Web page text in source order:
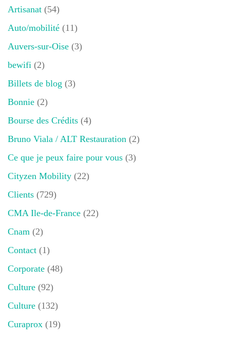
Artisanat (54)
Auto/mobilité (11)
Auvers-sur-Oise (3)
bewifi (2)
Billets de blog (3)
Bonnie (2)
Bourse des Crédits (4)
Bruno Viala / ALT Restauration (2)
Ce que je peux faire pour vous (3)
Cityzen Mobility (22)
Clients (729)
CMA Ile-de-France (22)
Cnam (2)
Contact (1)
Corporate (48)
Culture (92)
Culture (132)
Curaprox (19)